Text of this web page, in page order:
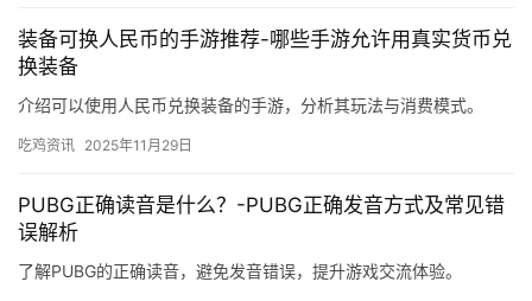
装备可换人民币的手游推荐-哪些手游允许用真实货币兑
换装备
介绍可以使用人民币兑换装备的手游，分析其玩法与消费模式。
吃鸡资讯 2025年11月29日
PUBG正确读音是什么？-PUBG正确发音方式及常见错
误解析
了解PUBG的正确读音，避免发音错误，提升游戏交流体验。